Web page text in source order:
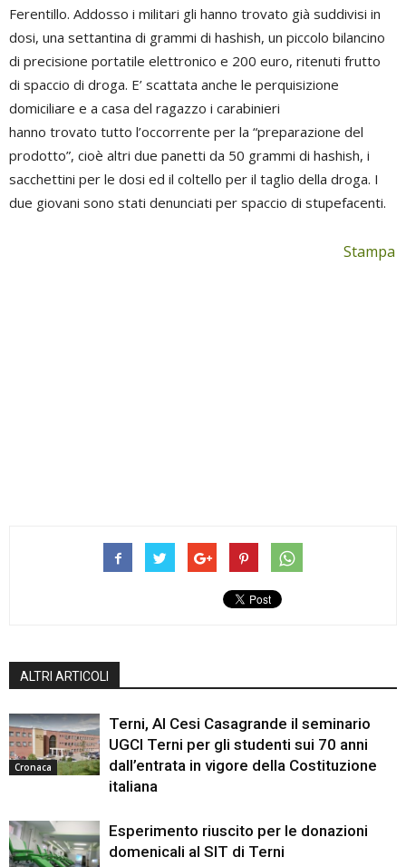
Ferentillo. Addosso i militari gli hanno trovato già suddivisi in
dosi, una settantina di grammi di hashish, un piccolo bilancino
di precisione portatile elettronico e 200 euro, ritenuti frutto
di spaccio di droga. E’ scattata anche le perquisizione
domiciliare e a casa del ragazzo i carabinieri
hanno trovato tutto l’occorrente per la “preparazione del
prodotto”, cioè altri due panetti da 50 grammi di hashish, i
sacchettini per le dosi ed il coltello per il taglio della droga. I
due giovani sono stati denunciati per spaccio di stupefacenti.
Stampa
ALTRI ARTICOLI
Cronaca
Terni, Al Cesi Casagrande il seminario
UGCI Terni per gli studenti sui 70 anni
dall’entrata in vigore della Costituzione
italiana
Esperimento riuscito per le donazioni
domenicali al SIT di Terni